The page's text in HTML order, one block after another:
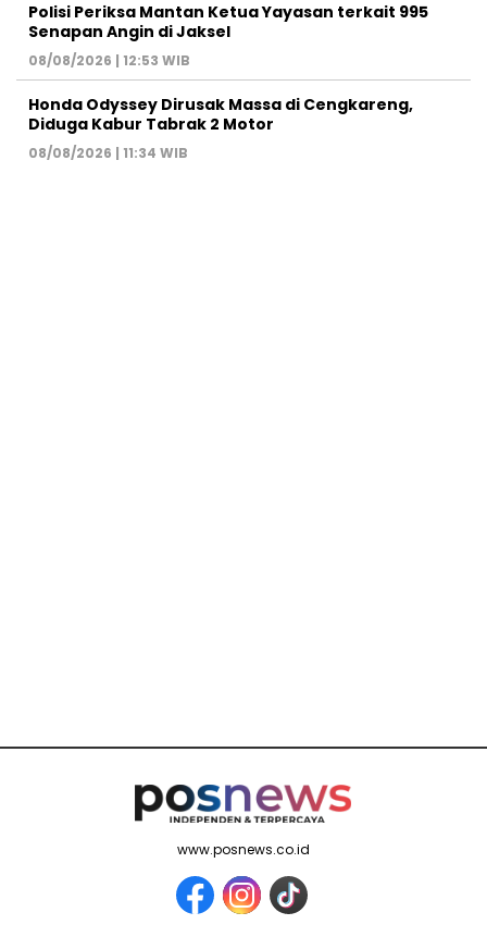
Polisi Periksa Mantan Ketua Yayasan terkait 995
Senapan Angin di Jaksel
08/08/2026 | 12:53 WIB
Honda Odyssey Dirusak Massa di Cengkareng,
Diduga Kabur Tabrak 2 Motor
08/08/2026 | 11:34 WIB
www.posnews.co.id